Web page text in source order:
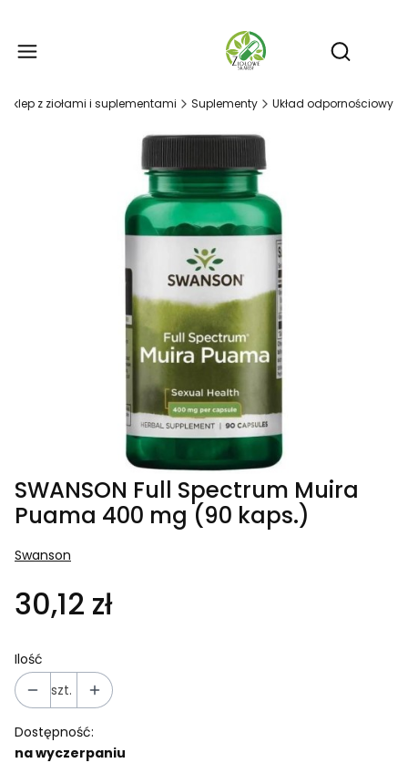
Otwórz
sklep z ziołami i suplementami Suplementy Układ odpornościowy
SWANSON Full Spectrum Muira
Puama 400 mg (90 kaps.)
Swanson
30,12 zł
Ilość
szt.
Dostępność:
na wyczerpaniu